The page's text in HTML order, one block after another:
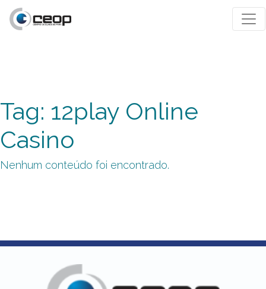
Tag: 12play Online
Casino
Nenhum conteúdo foi encontrado.